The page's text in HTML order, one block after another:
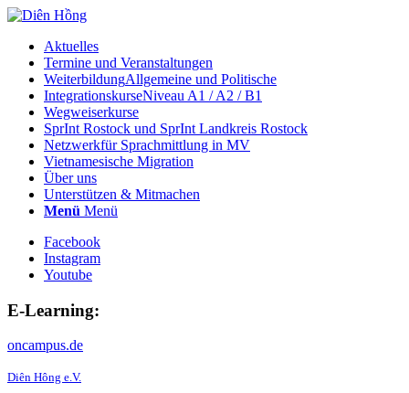
Aktuelles
Termine und Veranstaltungen
WeiterbildungAllgemeine und Politische
IntegrationskurseNiveau A1 / A2 / B1
Wegweiserkurse
SprInt Rostock und SprInt Landkreis Rostock
Netzwerkfür Sprachmittlung in MV
Vietnamesische Migration
Über uns
Unterstützen & Mitmachen
Menü Menü
Facebook
Instagram
Youtube
E-Learning:
oncampus.de
Diên Hông e.V.